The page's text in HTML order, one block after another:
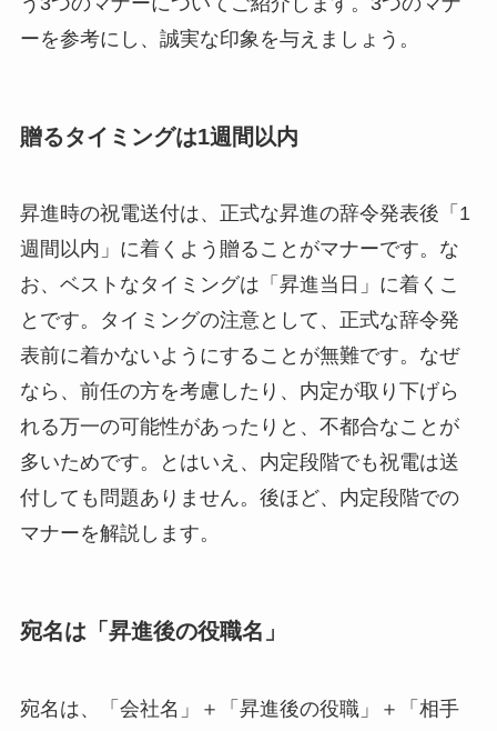
ーを参考にし、誠実な印象を与えましょう。
贈るタイミングは1週間以内
昇進時の祝電送付は、正式な昇進の辞令発表後「1
週間以内」に着くよう贈ることがマナーです。な
お、ベストなタイミングは「昇進当日」に着くこ
とです。タイミングの注意として、正式な辞令発
表前に着かないようにすることが無難です。なぜ
なら、前任の方を考慮したり、内定が取り下げら
れる万一の可能性があったりと、不都合なことが
多いためです。とはいえ、内定段階でも祝電は送
付しても問題ありません。後ほど、内定段階での
マナーを解説します。
宛名は「昇進後の役職名」
宛名は、「会社名」＋「昇進後の役職」＋「相手